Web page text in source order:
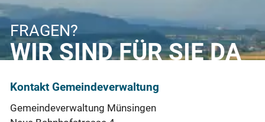
FRAGEN?
WIR SIND FÜR SIE DA
Kontakt Gemeindeverwaltung
Gemeindeverwaltung Münsingen